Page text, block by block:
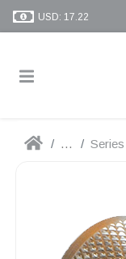
USD: 17.22
...